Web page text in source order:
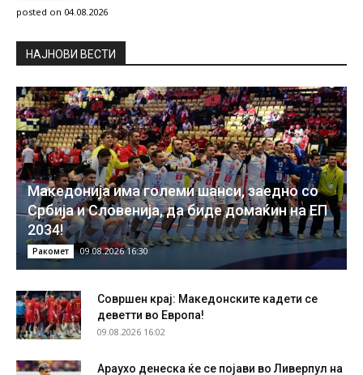
posted on 04.08.2026
НAЈНОВИ ВЕСТИ
Македонија има големи шанси, заедно со
Србија и Словенија, да биде домаќин на ЕП
2034!
Ракомет 09.08.2026 16:30
Совршен крај: Македонските кадети се
деветти во Европа!
09.08.2026 16:02
Араухо денеска ќе се појави во Ливерпул на